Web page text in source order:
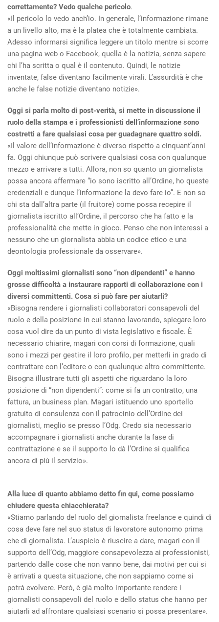
correttamente? Vedo qualche pericolo.
«Il pericolo lo vedo anch’io. In generale, l’informazione rimane
a un livello alto, ma è la platea che è totalmente cambiata.
Adesso informarsi significa leggere un titolo mentre si scorre
una pagina web o Facebook, quella è la notizia, senza sapere
chi l’ha scritta o qual è il contenuto. Quindi, le notizie
inventate, false diventano facilmente virali. L’assurdità è che
anche le false notizie diventano notizie».
Oggi si parla molto di post-verità, si mette in discussione il
ruolo della stampa e i professionisti dell’informazione sono
costretti a fare qualsiasi cosa per guadagnare quattro soldi.
«Il valore dell’informazione è diverso rispetto a cinquant’anni
fa. Oggi chiunque può scrivere qualsiasi cosa con qualunque
mezzo e arrivare a tutti. Allora, non so quanto un giornalista
possa ancora affermare “io sono iscritto all’Ordine, ho queste
credenziali e dunque l’informazione la devo fare io”. E non so
chi sta dall’altra parte (il fruitore) come possa recepire il
giornalista iscritto all’Ordine, il percorso che ha fatto e la
professionalità che mette in gioco. Penso che non interessi a
nessuno che un giornalista abbia un codice etico e una
deontologia professionale da osservare».
Oggi moltissimi giornalisti sono “non dipendenti” e hanno
grosse difficoltà a instaurare rapporti di collaborazione con i
diversi committenti. Cosa si può fare per aiutarli?
«Bisogna rendere i giornalisti collaboratori consapevoli del
ruolo e della posizione in cui stanno lavorando, spiegare loro
cosa vuol dire da un punto di vista legislativo e fiscale. È
necessario chiarire, magari con corsi di formazione, quali
sono i mezzi per gestire il loro profilo, per metterli in grado di
contrattare con l’editore o con qualunque altro committente.
Bisogna illustrare tutti gli aspetti che riguardano la loro
posizione di “non dipendenti”: come si fa un contratto, una
fattura, un business plan. Magari istituendo uno sportello
gratuito di consulenza con il patrocinio dell’Ordine dei
giornalisti, meglio se presso l’Odg. Credo sia necessario
accompagnare i giornalisti anche durante la fase di
contrattazione e se il supporto lo dà l’Ordine si qualifica
ancora di più il servizio».
Alla luce di quanto abbiamo detto fin qui, come possiamo
chiudere questa chiacchierata?
«Stiamo parlando del ruolo del giornalista freelance e quindi di
cosa deve fare nel suo status di lavoratore autonomo prima
che di giornalista. L’auspicio è riuscire a dare, magari con il
supporto dell’Odg, maggiore consapevolezza ai professionisti,
partendo dalle cose che non vanno bene, dai motivi per cui si
è arrivati a questa situazione, che non sappiamo come si
potrà evolvere. Però, è già molto importante rendere i
giornalisti consapevoli del ruolo e dello status che hanno per
aiutarli ad affrontare qualsiasi scenario si possa presentare».